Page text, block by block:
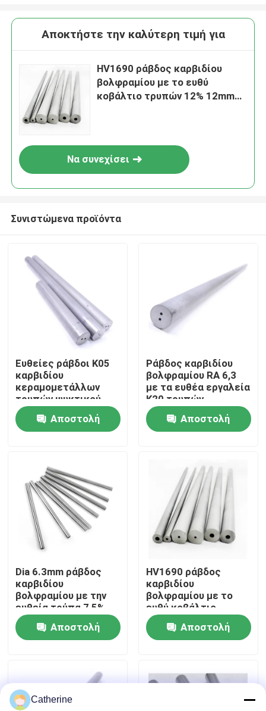
Σπίτι
Προϊόντα
Γύρος εργοστασίων
Ποιοτικός έλεγχος
Μας ελάτε σε επαφή με
Ειδήσεις
Ζητήστε ένα απόσπασμα
Ράβδοι καρβιδίου με Chamfer
Αποκτήστε την καλύτερη τιμή για
HV1690 ράβδος καρβιδίου
βολφραμίου με το ευθύ
κοβάλτιο τρυπών 12% 12mm
Να συνεχίσει
Συνιστώμενα προϊόντα
Ευθείες ράβδοι K05
καρβιδίου
κεραμομετάλλων
τρυπών ψυκτικού
μέσου - K10 για την
κατεργασία του
χάλυβα
Αποστολή
Ράβδος καρβιδίου
βολφραμίου RA 6,3
με τα ευθέα εργαλεία
K20 τρυπών -
κοβάλτιο K40 10%
Αποστολή
Dia 6.3mm ράβδος
καρβιδίου
βολφραμίου με την
ευθεία τρύπα 7,5%
φραγμός κοβαλτίου
Αποστολή
HV1690 ράβδος
καρβιδίου
βολφραμίου με το
ευθύ κοβάλτιο
τρυπών 12% 12mm
διάμετροςΑποστολή
Catherine